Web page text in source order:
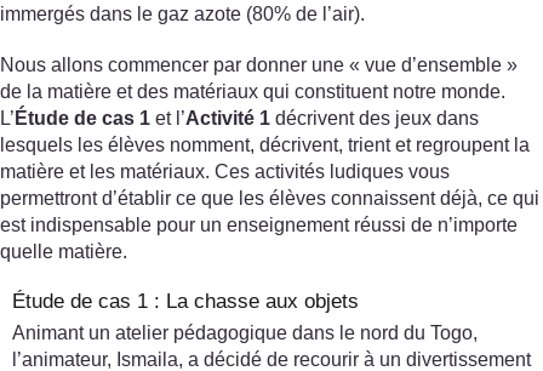
immergés dans le gaz azote (80% de l’air).
Nous allons commencer par donner une « vue d’ensemble »
de la matière et des matériaux qui constituent notre monde.
L’ Étude de cas 1 et l’Activité 1 décrivent des jeux dans
lesquels les élèves nomment, décrivent, trient et regroupent la
matière et les matériaux. Ces activités ludiques vous
permettront d’établir ce que les élèves connaissent déjà, ce qui
est indispensable pour un enseignement réussi de n’importe
quelle matière.
Étude de cas 1 : La chasse aux objets
Animant un atelier pédagogique dans le nord du Togo,
l’animateur, Ismaila, a décidé de recourir à un divertissement